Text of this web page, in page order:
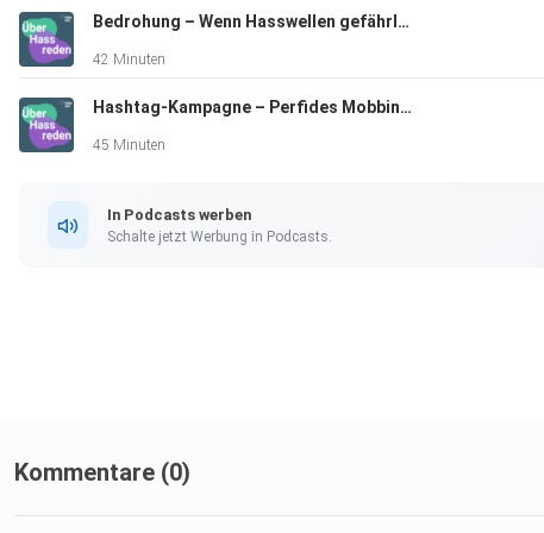
Bedrohung – Wenn Hasswellen gefährlich werden
42 Minuten
Hashtag-Kampagne – Perfides Mobbing auf TikTok
45 Minuten
In Podcasts werben
Schalte jetzt Werbung in Podcasts.
Kommentare (0)